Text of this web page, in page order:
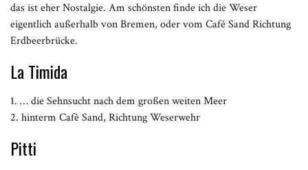
das ist eher Nostalgie. Am schönsten finde ich die Weser
eigentlich außerhalb von Bremen, oder vom Café Sand Richtung
Erdbeerbrücke.
La Timida
1. … die Sehnsucht nach dem großen weiten Meer
2. hinterm Cafè Sand, Richtung Weserwehr
Pitti